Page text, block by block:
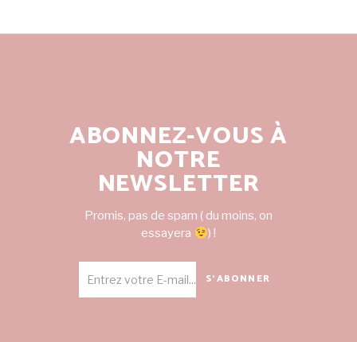
ABONNEZ-VOUS À
NOTRE
NEWSLETTER
Promis, pas de spam ( du moins, on
essayera
) !
S'ABONNER